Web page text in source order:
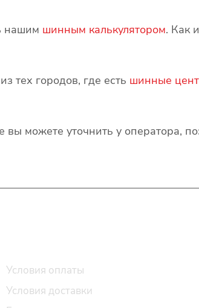
нашим шинным калькулятором. Как
тех городов, где есть шинные
вы можете уточнить у оператора,
Условия оплаты
Условия доставки